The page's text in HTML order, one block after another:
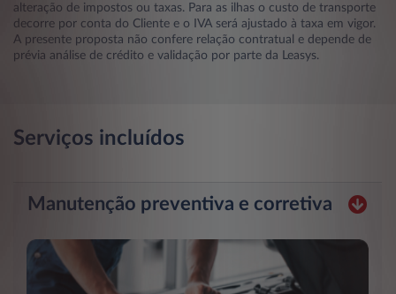
alteração de impostos ou taxas. Para as ilhas o custo de transporte
decorre por conta do Cliente e o IVA será ajustado à taxa em vigor.
A presente proposta não confere relação contratual e depende de
prévia análise de crédito e validação por parte da Leasys.
Serviços incluídos
Manutenção preventiva e corretiva